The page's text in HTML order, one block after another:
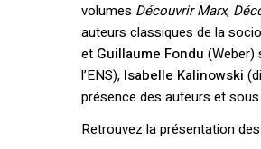
volumes Découvrir Marx,
auteurs classiques de la
et Guillaume Fondu (Weber)
l’ENS), Isabelle Kalinowski
présence des auteurs et
Retrouvez la présentation